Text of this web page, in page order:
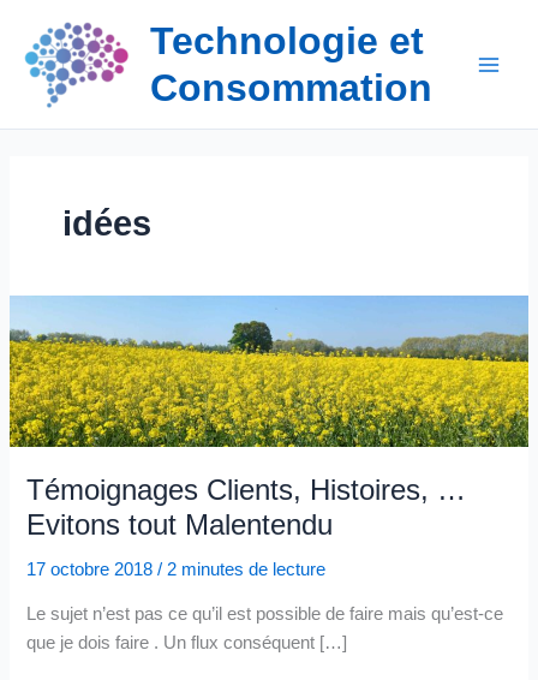
contenu
Technologie et
Consommation
idées
Témoignages Clients, Histoires, …
Evitons tout Malentendu
17 octobre 2018/ 2 minutes de lecture
Le sujet n’est pas ce qu’il est possible de faire mais qu’est-ce
que je dois faire . Un flux conséquent […]